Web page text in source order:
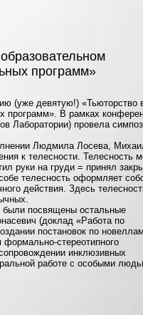
программ»
(уже девятую!) «Тьюторство
программ». В рамках
Лаборатории) провела
Людмила Лосева,
к телесности. Телесность
руки на груди = принял
телесность оформляет
действия. Здесь
были посвящены остальные
(доклад «Работа по
постановок по
стереотипного
инклюзивных
работе с особыми